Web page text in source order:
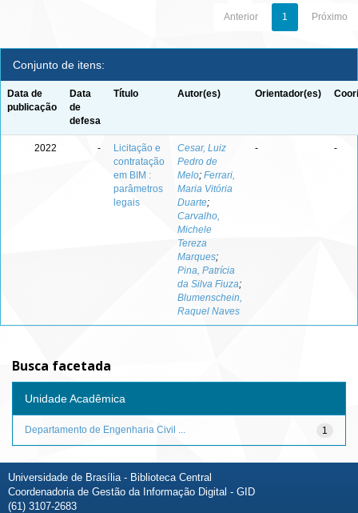
Anterior 1 Próximo
Conjunto de itens:
Data de
publicação
Data
de
defesa
Título Autor(es) Orientador(es)
2022 -
Licitação e
contratação
em BIM :
parâmetros
legais
Cesar, Luiz
Pedro de
Melo; Ferrari,
Maria Vitória
Duarte;
Carvalho,
Michele
Tereza
Marques;
Pina, Patrícia
da Silva Fiuza;
Blumenschein,
Raquel Naves
- -
Busca facetada
Unidade Acadêmica
1
Departamento de Engenharia Civil ...
Universidade de Brasília - Biblioteca Central
Coordenadoria de Gestão da Informação Digital - GID
(61) 3107-2683